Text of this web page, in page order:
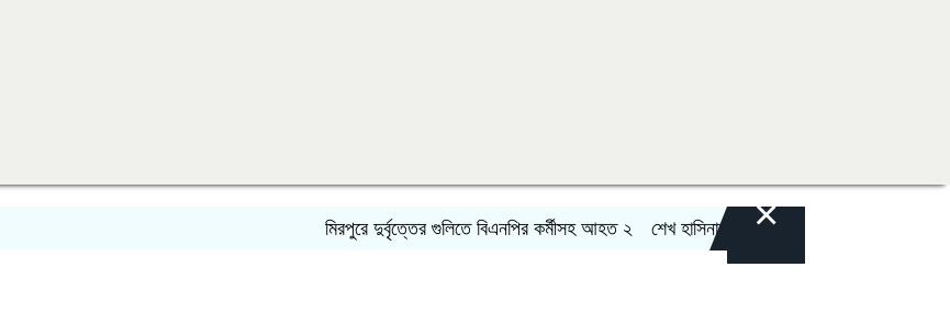
মিরপুরে দুর্বৃত্তের গুলিতে বিএনপির কর্মীসহ আহত ২ শেখ হাসিনার বক্তব্যে সমর্থন নেই ভারতের: জয়সওয়াল
×